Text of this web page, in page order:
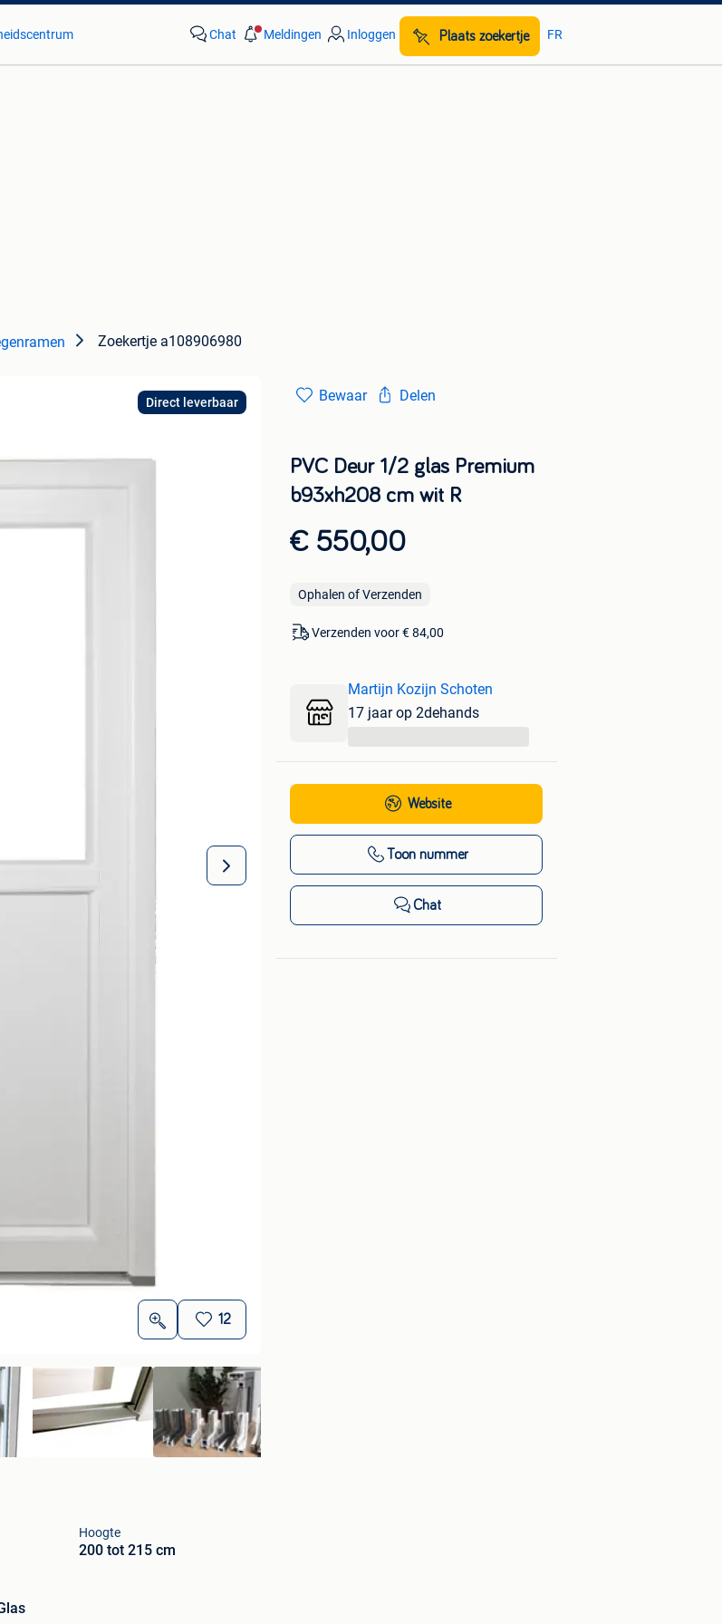
Chat Meldingen Inloggen Plaats zoekertje FR
Zoekertje a108906980
Direct leverbaar
12
Hoogte
200 tot 215 cm
Bewaar Delen
PVC Deur 1/2 glas Premium
b93xh208 cm wit R
€ 550,00
Ophalen of Verzenden
Verzenden voor € 84,00
Martijn Kozijn Schoten
17 jaar op 2dehands
Website
Toon nummer
Chat